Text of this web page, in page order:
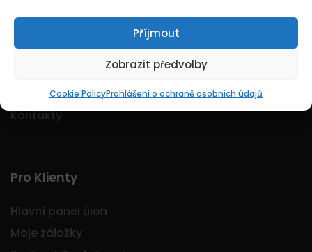
Příjmout
Zobrazit předvolby
Cookie PolicyProhlášení o ochraně osobních údajů
Kontakty
Pro Klienty
Hlavní panel úloh
Moje záložky